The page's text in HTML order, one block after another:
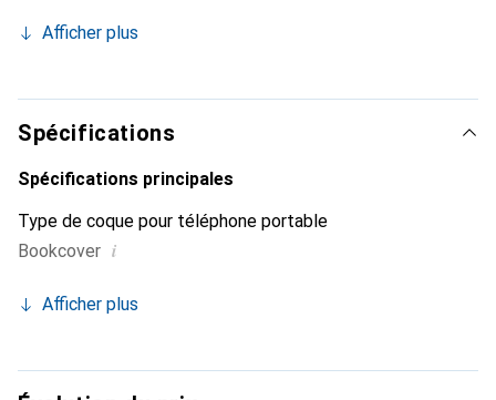
et indispensable pour votre smartphone. Reconnaître
marque Noreve est un choix sûr pour une clientèle
exigeante.
Afficher plus
Spécifications
Spécifications principales
Type de coque pour téléphone portable
Bookcover i
Afficher plus